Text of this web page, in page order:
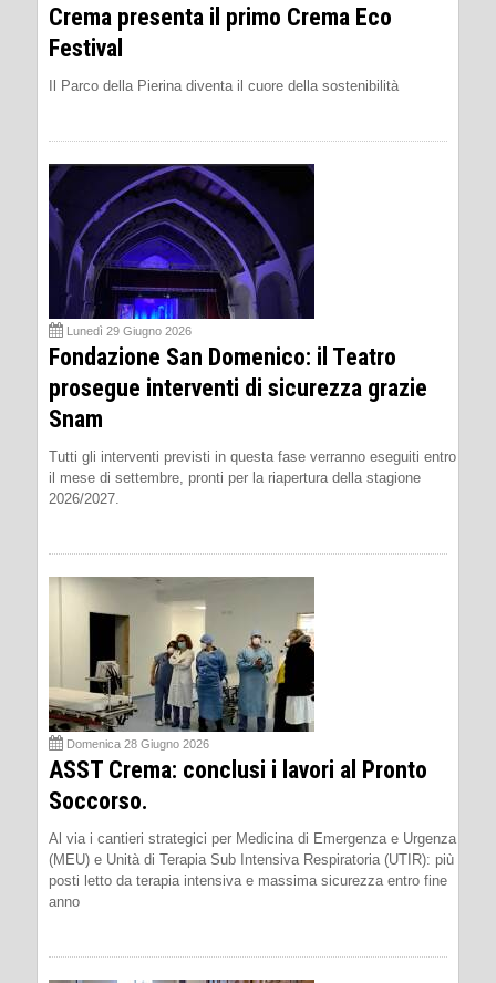
Crema presenta il primo Crema Eco
Festival
Il Parco della Pierina diventa il cuore della sostenibilità
Lunedì 29 Giugno 2026
Fondazione San Domenico: il Teatro
prosegue interventi di sicurezza grazie
Snam
Tutti gli interventi previsti in questa fase verranno eseguiti entro
il mese di settembre, pronti per la riapertura della stagione
2026/2027.
Domenica 28 Giugno 2026
ASST Crema: conclusi i lavori al Pronto
Soccorso.
Al via i cantieri strategici per Medicina di Emergenza e Urgenza
(MEU) e Unità di Terapia Sub Intensiva Respiratoria (UTIR): più
posti letto da terapia intensiva e massima sicurezza entro fine
anno